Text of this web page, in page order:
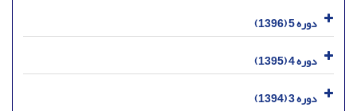
دوره 5 (1396)
دوره 4 (1395)
دوره 3 (1394)